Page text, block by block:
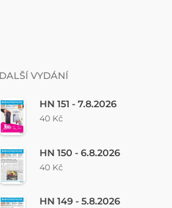
DALŠÍ VYDÁNÍ
HN 151 - 7.8.2026
40 Kč
HN 150 - 6.8.2026
40 Kč
HN 149 - 5.8.2026